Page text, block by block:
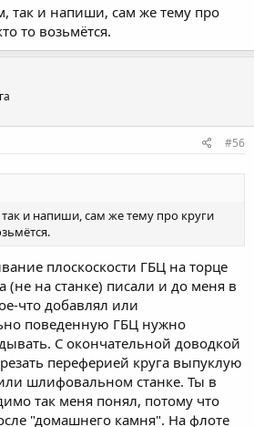
так и напиши, сам же тему про
то возьмётся.
#56
и напиши, сам же тему про круги
плоскоскости ГБЦ на торце
(не на станке) писали и до меня в
что добавлял или
поведенную ГБЦ нужно
С окончательной доводкой
переферией круга выпуклую
шлифовальном станке. Ты в
так меня понял, потому что
"домашнего камня". На флоте